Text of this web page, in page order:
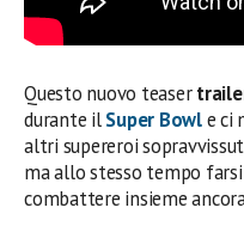
Questo nuovo teaser
durante ilSuper Bowle ci
altri supereroi
ma allo stesso tempo
combattere insieme